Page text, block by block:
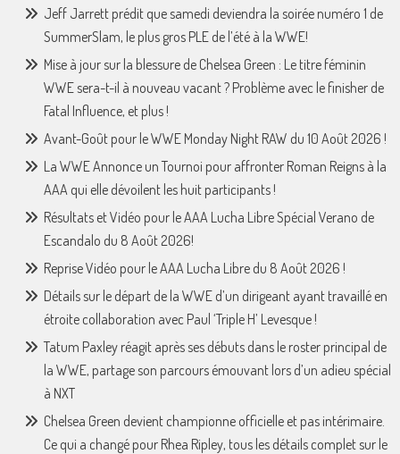
Jeff Jarrett prédit que samedi deviendra la soirée numéro 1 de
SummerSlam, le plus gros PLE de l’été à la WWE!
Mise à jour sur la blessure de Chelsea Green : Le titre féminin
WWE sera-t-il à nouveau vacant ? Problème avec le finisher de
Fatal Influence, et plus !
Avant-Goût pour le WWE Monday Night RAW du 10 Août 2026 !
La WWE Annonce un Tournoi pour affronter Roman Reigns à la
AAA qui elle dévoilent les huit participants !
Résultats et Vidéo pour le AAA Lucha Libre Spécial Verano de
Escandalo du 8 Août 2026!
Reprise Vidéo pour le AAA Lucha Libre du 8 Août 2026 !
Détails sur le départ de la WWE d’un dirigeant ayant travaillé en
étroite collaboration avec Paul ‘Triple H’ Levesque !
Tatum Paxley réagit après ses débuts dans le roster principal de
la WWE, partage son parcours émouvant lors d’un adieu spécial
à NXT
Chelsea Green devient championne officielle et pas intérimaire.
Ce qui a changé pour Rhea Ripley, tous les détails complet sur le